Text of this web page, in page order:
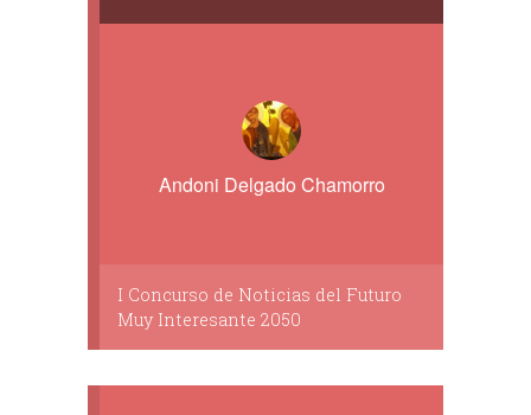
Andoni Delgado Chamorro
I Concurso de Noticias del Futuro
Muy Interesante 2050